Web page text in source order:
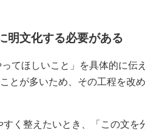
明文化する必要がある
てほしいこと」を具体的に伝
とが多いため、その工程を改
く整えたいとき、「この文を